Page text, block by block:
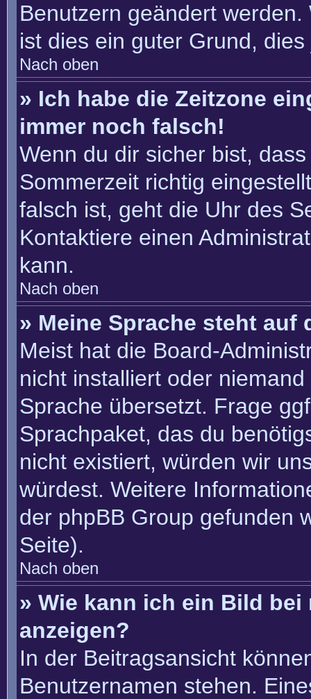
Benutzern geändert
ist dies ein guter Grund,
Nach oben
» Ich habe die Zeitzone
immer noch falsch!
Wenn du dir sicher bist,
Sommerzeit richtig
falsch ist, geht die Uhr des
Kontaktiere einen
kann.
Nach oben
» Meine Sprache steht
Meist hat die Board-
nicht installiert oder
Sprache übersetzt. Frage
Sprachpaket, das du
nicht existiert, würden wir
würdest. Weitere
der phpBB Group gefunden
Seite).
Nach oben
» Wie kann ich ein Bild bei
anzeigen?
In der Beitragsansicht
Benutzernamen stehen.